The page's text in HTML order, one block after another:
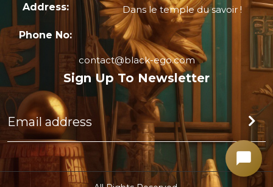
Address: Dans le temple du savoir !
Phone No:
contact@black-ego.com
Sign Up To Newsletter